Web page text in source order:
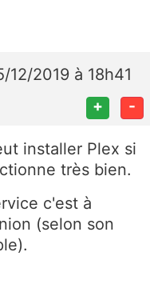
12/2019 à 18h41
+ -
installer Plex si
très bien.
c'est à
(selon son